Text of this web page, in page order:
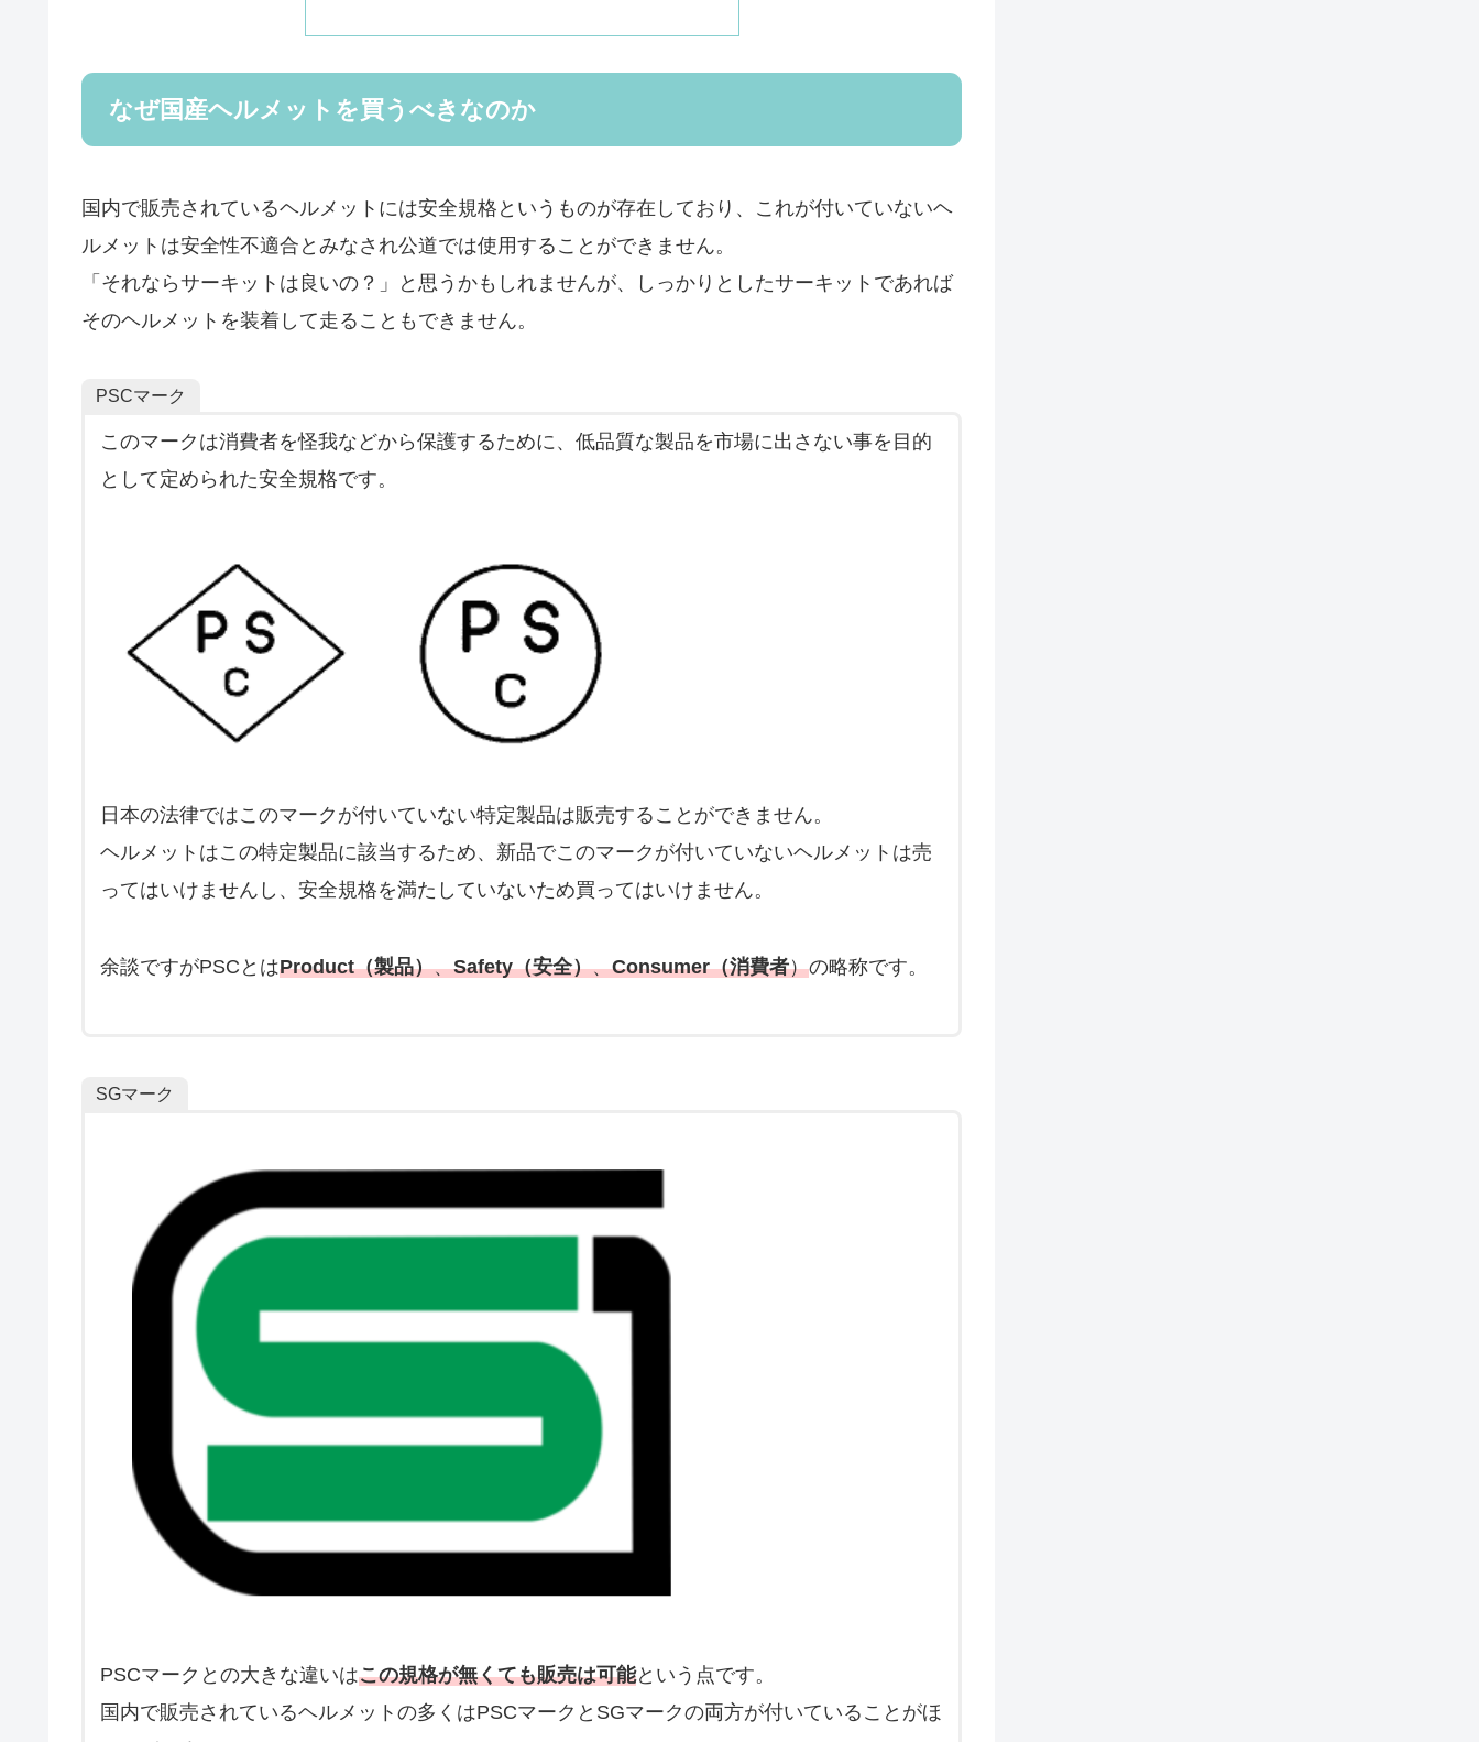
なぜ国産ヘルメットを買うべきなのか
国内で販売されているヘルメットには安全規格というものが存在しており、これが付いていないヘ
ルメットは安全性不適合とみなされ公道では使用することができません。
「それならサーキットは良いの？」と思うかもしれませんが、しっかりとしたサーキットであれば
そのヘルメットを装着して走ることもできません。
PSCマーク
このマークは消費者を怪我などから保護するために、低品質な製品を市場に出さない事を目的
として定められた安全規格です。
日本の法律ではこのマークが付いていない特定製品は販売することができません。
ヘルメットはこの特定製品に該当するため、新品でこのマークが付いていないヘルメットは売
ってはいけませんし、安全規格を満たしていないため買ってはいけません。
余談ですがPSCとはProduct（製品）、Safety（安全）、Consumer（消費者）の略称です。
SGマーク
PSCマークとの大きな違いはこの規格が無くても販売は可能という点です。
国内で販売されているヘルメットの多くはPSCマークとSGマークの両方が付いていることがほ